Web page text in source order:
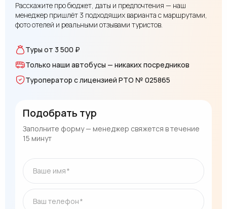
Расскажите про бюджет, даты и предпочтения — наш
менеджер пришлёт 3 подходящих варианта с маршрутами,
фото отелей и реальными отзывами туристов.
Туры от 3 500 ₽
Только наши автобусы — никаких посредников
Туроператор с лицензией РТО № 025865
Подобрать тур
Заполните форму — менеджер свяжется в течение
15 минут
Ваше имя
Ваш телефон